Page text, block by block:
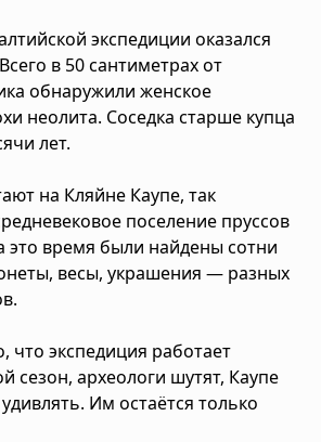
экспедиции оказался
в 50 сантиметрах от
обнаружили женское
неолита. Соседка старше купца
лет.
на Кляйне Каупе, так
поселение пруссов
это время были найдены сотни
весы, украшения — разных
что экспедиция работает
сезон, археологи шутят, Каупе
Им остаётся только